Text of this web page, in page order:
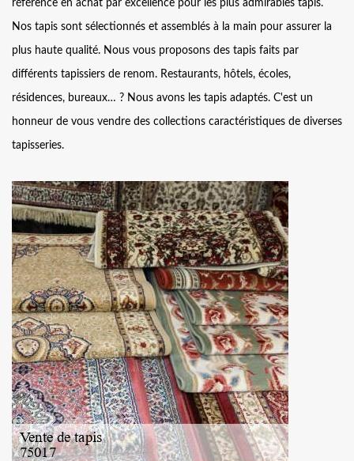
référence en achat par excellence pour les plus admirables tapis.
Nos tapis sont sélectionnés et assemblés à la main pour assurer la
plus haute qualité. Nous vous proposons des tapis faits par
différents tapissiers de renom. Restaurants, hôtels, écoles,
résidences, bureaux… ? Nous avons les tapis adaptés. C'est un
honneur de vous vendre des collections caractéristiques de diverses
tapisseries.